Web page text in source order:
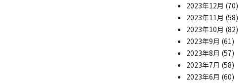
2023年12月 (70)
2023年11月 (58)
2023年10月 (82)
2023年9月 (61)
2023年8月 (57)
2023年7月 (58)
2023年6月 (60)